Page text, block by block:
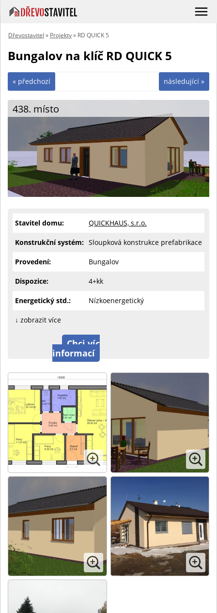
Dřevostavitel » Projekty» RD QUICK 5
Bungalov na klíč RD QUICK 5
následující »
« předchozí
438. místo
Stavitel domu: QUICKHAUS, s.r.o.
Konstrukční systém: Sloupková konstrukce prefabrikace
Provedení: Bungalov
Dispozice: 4+kk
Energetický std.: Nízkoenergetický
↓ zobrazit více
Chci víc
informací